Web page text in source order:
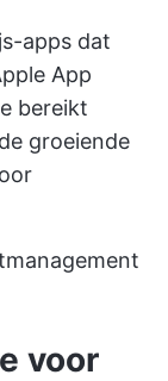
apps dat
App
bereikt
groeiende
voor